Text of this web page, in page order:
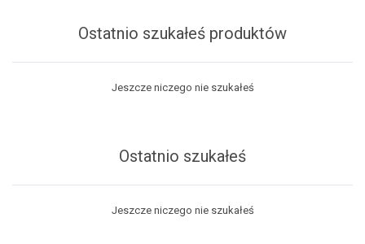
Ostatnio szukałeś produktów
Jeszcze niczego nie szukałeś
Ostatnio szukałeś
Jeszcze niczego nie szukałeś